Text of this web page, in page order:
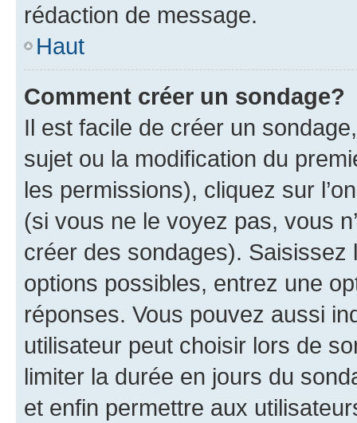
rédaction de message.
Haut
Comment créer un sondage?
Il est facile de créer un
sujet ou la modification du
les permissions), cliquez sur
(si vous ne le voyez pas, vous
créer des sondages).
options possibles, entrez une
réponses. Vous pouvez aussi
utilisateur peut choisir lors de
limiter la durée en jours du
et enfin permettre aux